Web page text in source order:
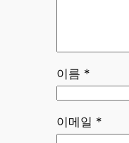
이름 *
이메일 *